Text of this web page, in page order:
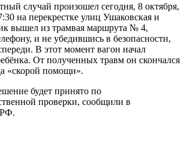
случай произошел сегодня, 8 октября,
на перекрестке улиц Ушаковская и
вышел из трамвая маршрута № 4,
и не убедившись в безопасности,
В этот момент вагон начал
От полученных травм он скончался
«скорой помощи».
будет принято по
проверки, сообщили в